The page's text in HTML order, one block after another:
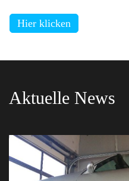
Hier klicken
Aktuelle News